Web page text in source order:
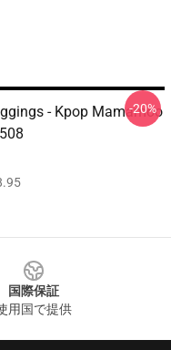
- Kpop Mamamoo
-20%
国際保証
用国で提供